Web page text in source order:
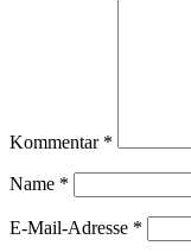
Kommentar *
Name *
E-Mail-Adresse *